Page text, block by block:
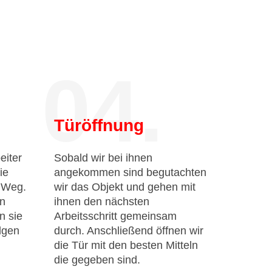
sie
04.
Türöffnung
Sobald wir bei ihnen
angekommen sind begutachten
wir das Objekt und gehen mit
ihnen den nächsten
Arbeitsschritt gemeinsam
durch. Anschließend öffnen wir
die Tür mit den besten Mitteln
die gegeben sind.